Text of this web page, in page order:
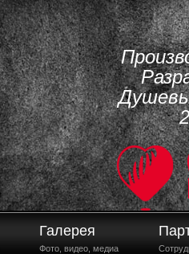
Галерея
Фото, видео, медиа